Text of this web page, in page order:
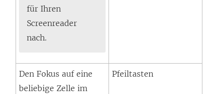
für Ihren
Screenreader
nach.
Den Fokus auf eine
beliebige Zelle im
Pfeiltasten